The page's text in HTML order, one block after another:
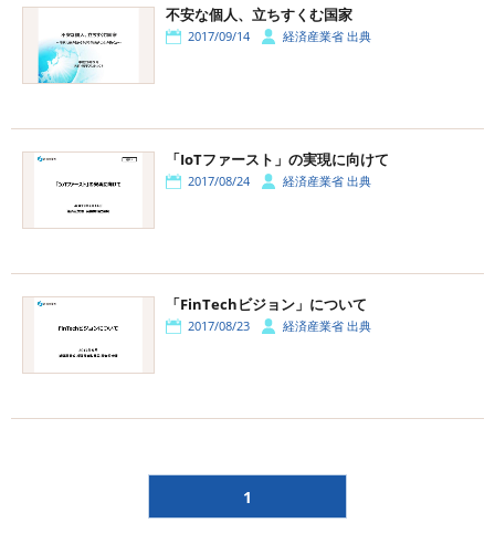
不安な個人、立ちすくむ国家
2017/09/14 経済産業省 出典
「IoTファースト」の実現に向けて
2017/08/24 経済産業省 出典
「FinTechビジョン」について
2017/08/23 経済産業省 出典
1